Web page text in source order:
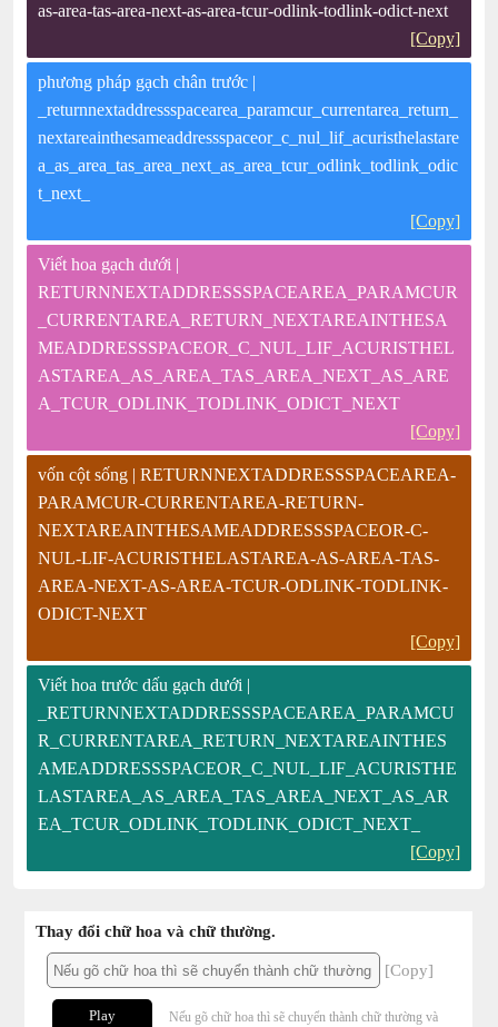
as-area-tas-area-next-as-area-tcur-odlink-todlink-odict-next
[Copy]
phương pháp gạch chân trước |
_returnnextaddressspacearea_paramcur_currentarea_return_
nextareainthesameaddressspaceor_c_nul_lif_acuristhelastare
a_as_area_tas_area_next_as_area_tcur_odlink_todlink_odic
t_next_
[Copy]
Viết hoa gạch dưới |
RETURNNEXTADDRESSSPACEAREA_PARAMCUR
_CURRENTAREA_RETURN_NEXTAREAINTHESA
MEADDRESSSPACEOR_C_NUL_LIF_ACURISTHEL
ASTAREA_AS_AREA_TAS_AREA_NEXT_AS_ARE
A_TCUR_ODLINK_TODLINK_ODICT_NEXT
[Copy]
vốn cột sống | RETURNNEXTADDRESSSPACEAREA-
PARAMCUR-CURRENTAREA-RETURN-
NEXTAREAINTHESAMEADDRESSSPACEOR-C-
NUL-LIF-ACURISTHELASTAREA-AS-AREA-TAS-
AREA-NEXT-AS-AREA-TCUR-ODLINK-TODLINK-
ODICT-NEXT
[Copy]
Viết hoa trước dấu gạch dưới |
_RETURNNEXTADDRESSSPACEAREA_PARAMCU
R_CURRENTAREA_RETURN_NEXTAREAINTHES
AMEADDRESSSPACEOR_C_NUL_LIF_ACURISTHE
LASTAREA_AS_AREA_TAS_AREA_NEXT_AS_AR
EA_TCUR_ODLINK_TODLINK_ODICT_NEXT_
[Copy]
Thay đổi chữ hoa và chữ thường.
[Copy]
Play
Nếu gõ chữ hoa thì sẽ chuyển thành chữ thường và